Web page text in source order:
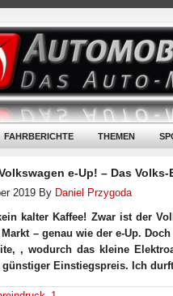
FAHRBERICHTE THEMEN
e-Up! – Das Volks-
2019 By Daniel Przygoda
kalter Kaffee! Zwar ist der
– genau wie der e-Up.
, wodurch das kleine
günstiger Einstiegspreis. Ich